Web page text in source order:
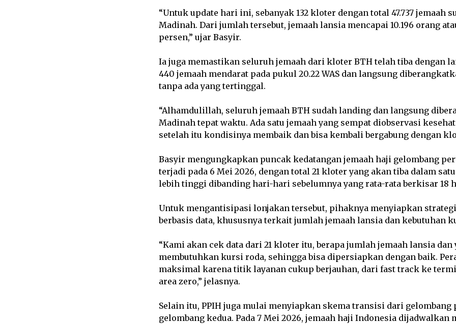
“Untuk update hari ini, sebanyak 132 kloter dengan total 47.737 jemaah
Madinah. Dari jumlah tersebut, jemaah lansia mencapai 10.196 orang
persen,” ujar Basyir.
Ia juga memastikan seluruh jemaah dari kloter BTH telah tiba dengan
440 jemaah mendarat pada pukul 20.22 WAS dan langsung
tanpa ada yang tertinggal.
“Alhamdulillah, seluruh jemaah BTH sudah landing dan langsung
Madinah tepat waktu. Ada satu jemaah yang sempat diobservasi
setelah itu kondisinya membaik dan bisa kembali bergabung dengan
Basyir mengungkapkan puncak kedatangan jemaah haji gelombang
terjadi pada 6 Mei 2026, dengan total 21 kloter yang akan tiba dalam
lebih tinggi dibanding hari-hari sebelumnya yang rata-rata berkisar 18
Untuk mengantisipasi lonjakan tersebut, pihaknya menyiapkan
berbasis data, khususnya terkait jumlah jemaah lansia dan kebutuhan
“Kami akan cek data dari 21 kloter itu, berapa jumlah jemaah lansia dan
membutuhkan kursi roda, sehingga bisa dipersiapkan dengan baik.
maksimal karena titik layanan cukup berjauhan, dari fast track ke
area zero,” jelasnya.
Selain itu, PPIH juga mulai menyiapkan skema transisi dari gelombang
gelombang kedua. Pada 7 Mei 2026, jemaah haji Indonesia dijadwalkan